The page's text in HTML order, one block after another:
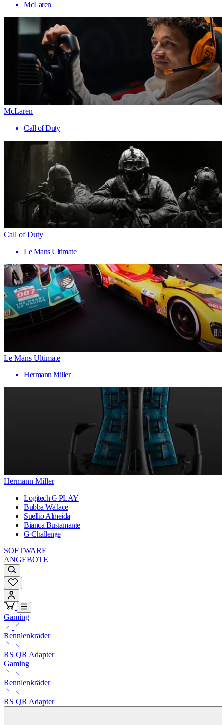
McLaren
McLaren
Call of Duty
Call of Duty
Le Mans Ultimate
Le Mans Ultimate
Hermann Miller
Hermann Miller
Logitech G PLAY
Bubba Wallace
Suellio Almeida
Bianca Bustamante
G Challenge
SOFTWARE
ANGEBOTE
Gaming
Rennlenkräder
RS QR Adapter
Gaming
Rennlenkräder
RS QR Adapter